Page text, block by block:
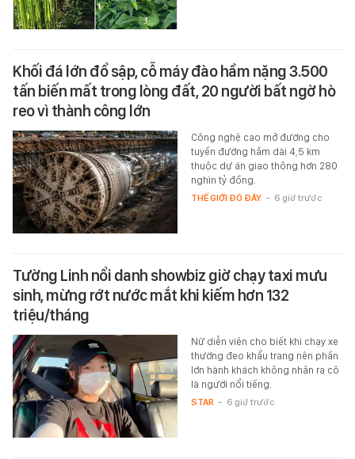
Khối đá lớn đổ sập, cỗ máy đào hầm nặng 3.500
tấn biến mất trong lòng đất, 20 người bất ngờ hò
reo vì thành công lớn
Công nghệ cao mở đường cho
tuyến đường hầm dài 4,5 km
thuộc dự án giao thông hơn 280
nghìn tỷ đồng.
THẾ GIỚI ĐÓ ĐÂY - 6 giờ trước
Tường Linh nổi danh showbiz giờ chạy taxi mưu
sinh, mừng rớt nước mắt khi kiếm hơn 132
triệu/tháng
Nữ diễn viên cho biết khi chạy xe
thường đeo khẩu trang nên phần
lớn hành khách không nhận ra cô
là người nổi tiếng.
STAR - 6 giờ trước